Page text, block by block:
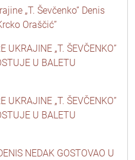
„T. Ševčenko” Denis
Oraščić”
UKRAJINE „T. ŠEVČENKO”
U BALETU
UKRAJINE „T. ŠEVČENKO”
U BALETU
NEDAK GOSTOVAO U